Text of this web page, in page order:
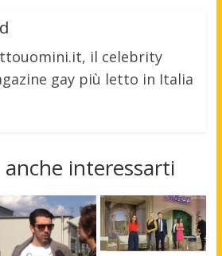
il celebrity
gay più letto in Italia
interessarti